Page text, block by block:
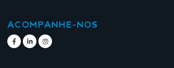
ACOMPANHE-NOS